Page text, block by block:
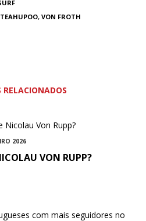
TEAHUPOO, VON FROTH
RELACIONADOS
2026
VON RUPP?